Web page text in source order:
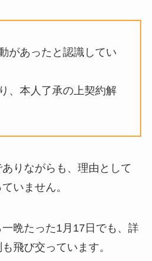
があったと認識してい
、本人了承の上契約解
りながらも、理由として
いません。
晩たった1月17日でも、詳
飛び交っています。